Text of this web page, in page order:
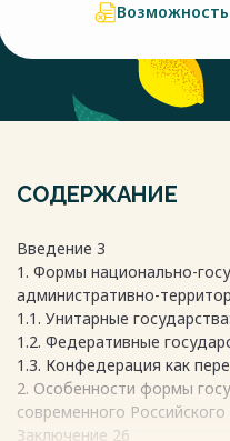
СОДЕРЖАНИЕ
Введение 3
1. Формы национально-
административно-
1.1. Унитарные
1.2. Федеративные
1.3. Конфедерация как
2. Особенности формы
современного
Заключение 26